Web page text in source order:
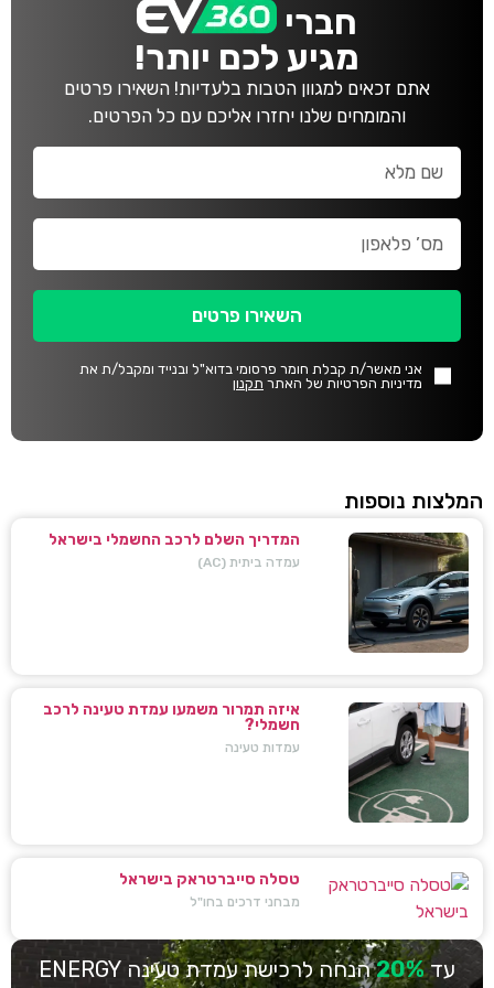
חברי
מגיע לכם יותר!
אתם זכאים למגוון הטבות בלעדיות! השאירו פרטים
והמומחים שלנו יחזרו אליכם עם כל הפרטים.
אני מאשר/ת קבלת חומר פרסומי בדוא"ל ובנייד ומקבל/ת את
מדיניות הפרטיות של האתר תקנון
השאירו פרטים
המלצות נוספות
המדריך השלם לרכב החשמלי בישראל
עמדה ביתית (AC)
איזה תמרור משמעו עמדת טעינה לרכב
חשמלי?
עמדות טעינה
טסלה סייברטראק בישראל
מבחני דרכים בחו"ל
עד20%הנחה לרכישת עמדת טעינה ENERGY